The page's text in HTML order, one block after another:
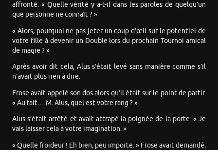
affronté. « Quelle vérité y a-t-il dans les paroles de quelqu’un
que personne ne connaît ? »
« Alors, pourquoi ne pas jeter un coup d’œil sur le potentiel de
votre fille à devenir un Double lors du prochain Tournoi amical
de magie ? »
Après avoir dit cela, Alus s’était levé sans manière comme s’il
n’avait plus rien à dire.
Frose avait appelé son dos alors qu’il était sur le point de partir.
« Au fait… M. Alus, quel est votre rang ? »
Alus s’était arrêté et avait attrapé la poignée de la porte. « Je
vais laisser cela à votre imagination. »
« Quelle froideur ! Eh bien, peu importe. » Frose avait demandé,